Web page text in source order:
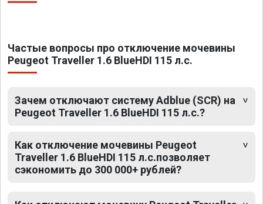
Частые вопросы про отключение мочевины
Peugeot Traveller 1.6 BlueHDI 115 л.с.
Зачем отключают систему Adblue (SCR) на
Peugeot Traveller 1.6 BlueHDI 115 л.с.?
Как отключение мочевины Peugeot
Traveller 1.6 BlueHDI 115 л.с.позволяет
сэкономить до 300 000+ рублей?